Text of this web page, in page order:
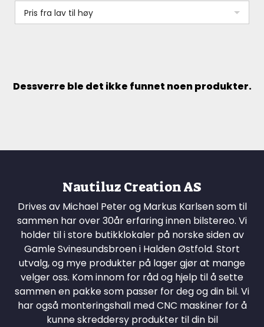
Pris fra lav til høy
Dessverre ble det ikke funnet noen produkter.
Nautiluz Creation AS
Drives av Michael Peter og Markus Karlsen som til
sammen har over 30år erfaring innen bilstereo. Vi
holder til i store butikklokaler på norske siden av
Gamle Svinesundsbroen i Halden Østfold. Stort
utvalg, og mye produkter på lager gjør at mange
velger oss. Kom innom for råd og hjelp til å sette
sammen en pakke som passer for deg og din bil. Vi
har også monteringshall med CNC maskiner for å
kunne skreddersy produkter til din bil